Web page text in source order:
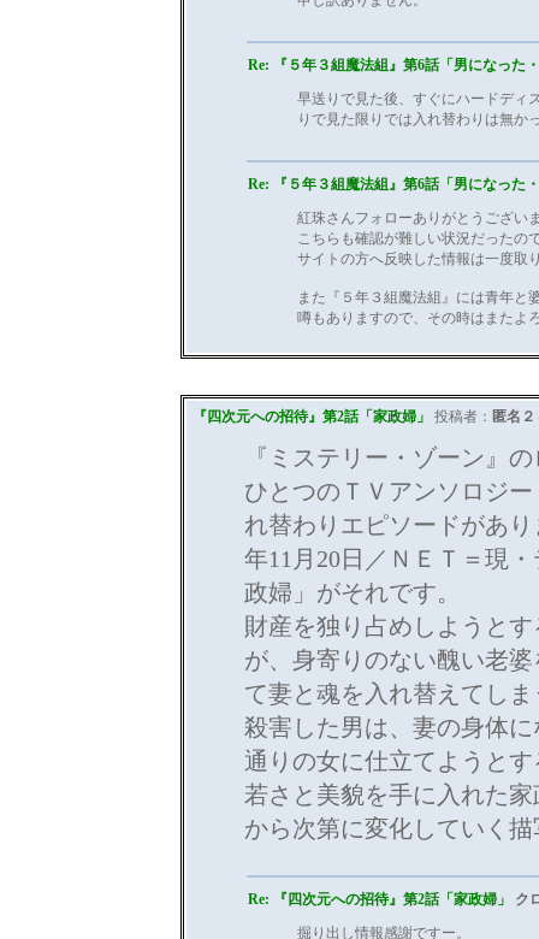
Re: 『５年３組魔法組』第6話「男になった
早送りで見た後、すぐにハードディ
りで見た限りでは入れ替わりは無か
Re: 『５年３組魔法組』第6話「男になった
紅珠さんフォローありがとうござい
こちらも確認が難しい状況だったの
サイトの方へ反映した情報は一度取
また『５年３組魔法組』には青年と
噂もありますので、その時はまたよ
『四次元への招待』第2話「家政婦」 投稿者： 匿名
『ミステリー・ゾーン』
ひとつのＴＶアンソロジ
れ替わりエピソードがあ
年11月20日／ＮＥＴ＝現
政婦」がそれです。
財産を独り占めしようと
が、身寄りのない醜い老
て妻と魂を入れ替えてし
殺害した男は、妻の身体
通りの女に仕立てようと
若さと美貌を手に入れた
から次第に変化していく描
Re: 『四次元への招待』第2話「家政婦」
ク
掘り出し情報感謝ですー。